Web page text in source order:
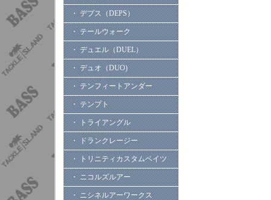
・ デプス（DEPS）
・ テールウォーク
・ デュエル（DUEL）
・ デュオ（DUO)
・ テンフィートアンダー
・ テンプト
・ トライアングル
・ ドランクレージー
・ トリニティカスタムベイツ
・ ニコルズルアー
・ ニシネルアーワークス